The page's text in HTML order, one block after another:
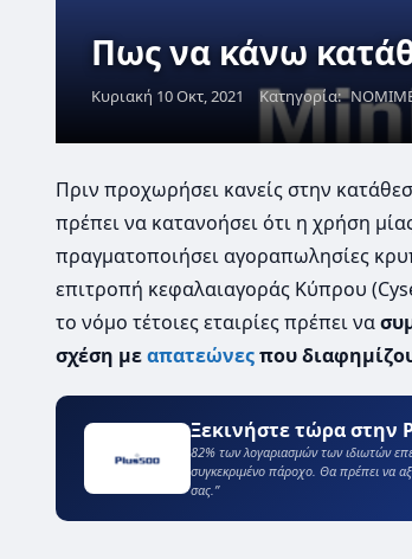
Πως να κάνω
Κυριακή 10 Οκτ, 2021 Κατηγορία:
Πριν προχωρήσει κανείς στην
πρέπει να κατανοήσει ότι η χρήση
πραγματοποιήσει αγοραπωλησίες
επιτροπή κεφαλαιαγοράς Κύπρου
το νόμο τέτοιες εταιρίες πρέπει να
σχέση μεαπατεώνεςπου
Ξεκινήστε τώρα στην
82% των λογαριασμών των ιδιωτών
συγκεκριμένο πάροχο. Θα πρέπει να
σας.”